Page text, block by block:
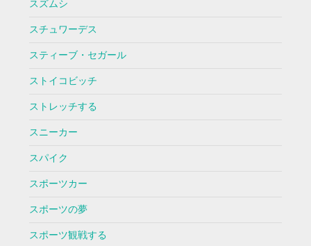
スズムシ
スチュワーデス
スティーブ・セガール
ストイコビッチ
ストレッチする
スニーカー
スパイク
スポーツカー
スポーツの夢
スポーツ観戦する